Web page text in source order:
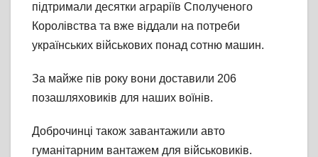
підтримали десятки аграріїв Сполученого
Королівства та вже віддали на потреби
українських військових понад сотню машин.
За майже пів року вони доставили 206
позашляховиків для наших воїнів.
Доброчинці також завантажили авто
гуманітарним вантажем для військовиків.